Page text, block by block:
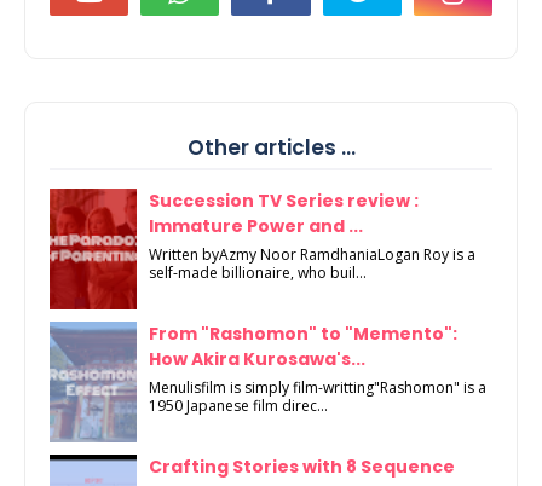
Other articles ...
Succession TV Series review :
Immature Power and ...
Written byAzmy Noor RamdhaniaLogan Roy is a
self-made billionaire, who buil...
From "Rashomon" to "Memento":
How Akira Kurosawa's...
Menulisfilm is simply film-writting"Rashomon" is a
1950 Japanese film direc...
Crafting Stories with 8 Sequence